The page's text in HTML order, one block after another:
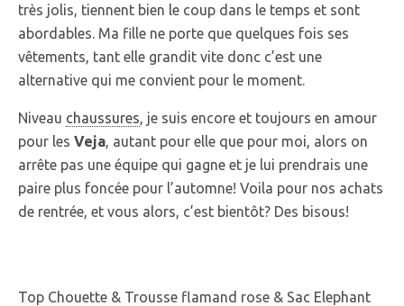
très jolis, tiennent bien le coup dans le temps et sont
abordables. Ma fille ne porte que quelques fois ses
vêtements, tant elle grandit vite donc c’est une
alternative qui me convient pour le moment.
Niveau chaussures, je suis encore et toujours en amour
pour les Veja, autant pour elle que pour moi, alors on
arrête pas une équipe qui gagne et je lui prendrais une
paire plus foncée pour l’automne! Voila pour nos achats
de rentrée, et vous alors, c’est bientôt? Des bisous!
Top Chouette & Trousse flamand rose & Sac Elephant